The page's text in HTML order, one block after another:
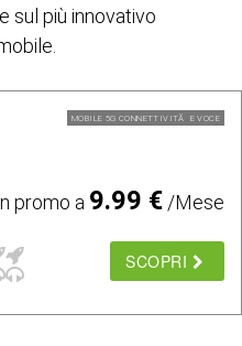
sul più innovativo
MOBILE 5G CONNETTIVITÃ E VOCE
promo a 9.99 €/Mese
SCOPRI